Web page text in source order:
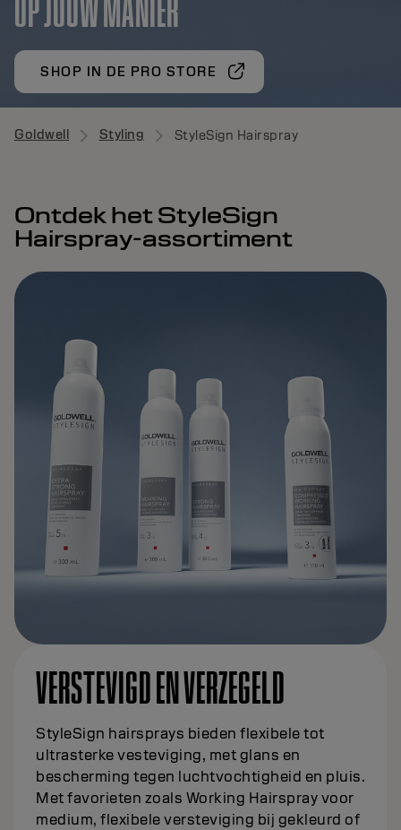
SHOP IN DE PRO STORE
Goldwell Styling StyleSign Hairspray
Ontdek het StyleSign
Hairspray-assortiment
VERSTEVIGD EN VERZEGELD
StyleSign hairsprays bieden flexibele tot
ultrasterke vesteviging, met glans en
bescherming tegen luchtvochtigheid en pluis.
Met favorieten zoals Working Hairspray voor
medium, flexibele versteviging bij gekleurd of